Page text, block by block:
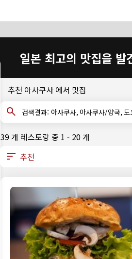
일본 최고의 맛집을 발
추천 아사쿠사 에서 맛집
검색결과: 아사쿠사, 아사쿠사/양국,
39 개 레스토랑 중 1 - 20 개